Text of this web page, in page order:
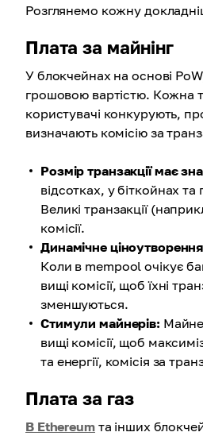
Розглянемо кожну
Плата за майнінг
У блокчейнах на основі
грошовою вартістю. Кожна
користувачі конкурують,
визначають комісію за
Розмір транзакції має
відсотках, у біткойнах
Великі транзакції
комісії.
Динамічне
Коли в mempool очікує
вищі комісії, щоб їхні
зменшуються.
Стимули майнерів:
вищі комісії, щоб
та енергії, комісія за
Плата за газ
В Ethereumта інших